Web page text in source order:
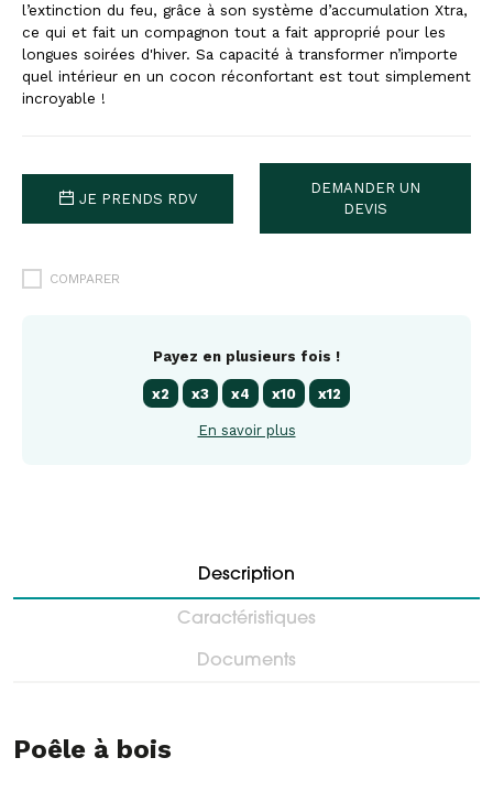
l’extinction du feu, grâce à son système d’accumulation Xtra,
ce qui et fait un compagnon tout a fait approprié pour les
longues soirées d'hiver. Sa capacité à transformer n’importe
quel intérieur en un cocon réconfortant est tout simplement
incroyable !
JE PRENDS RDV
DEMANDER UN
DEVIS
COMPARER
Payez en plusieurs fois !
x2 x3 x4 x10 x12
En savoir plus
Description
Caractéristiques
Documents
Poêle à bois